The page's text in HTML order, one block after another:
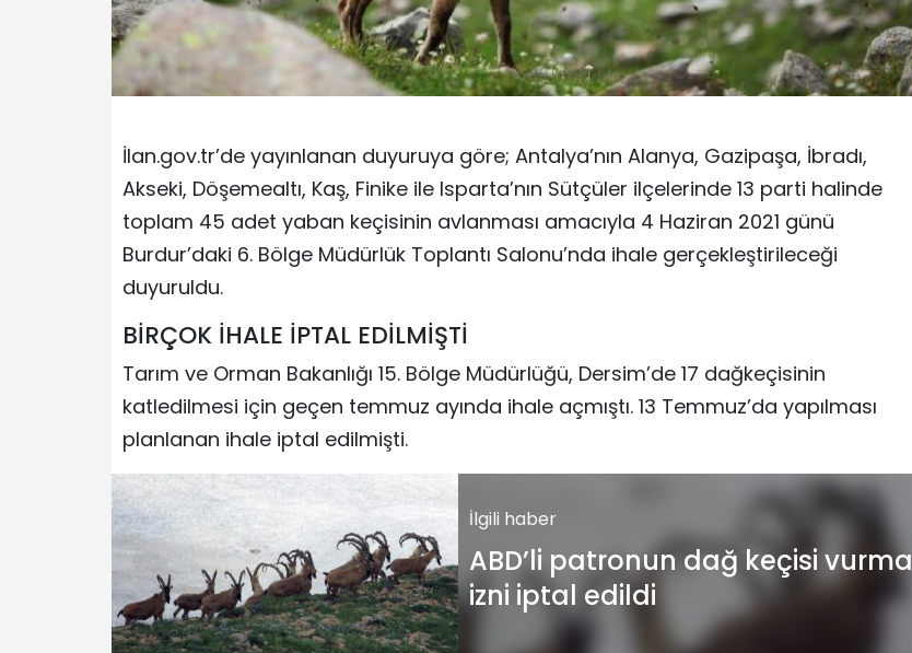
İlan.gov.tr’de yayınlanan duyuruya göre; Antalya’nın Alanya, Gazipaşa, İbradı,
Akseki, Döşemealtı, Kaş, Finike ile Isparta’nın Sütçüler ilçelerinde 13 parti halinde
toplam 45 adet yaban keçisinin avlanması amacıyla 4 Haziran 2021 günü
Burdur’daki 6. Bölge Müdürlük Toplantı Salonu’nda ihale gerçekleştirileceği
duyuruldu.
BİRÇOK İHALE İPTAL EDİLMİŞTİ
Tarım ve Orman Bakanlığı 15. Bölge Müdürlüğü, Dersim’de 17 dağkeçisinin
katledilmesi için geçen temmuz ayında ihale açmıştı. 13 Temmuz’da yapılması
planlanan ihale iptal edilmişti.
İlgili haber
ABD’li patronun dağ keçisi vurma
izni iptal edildi